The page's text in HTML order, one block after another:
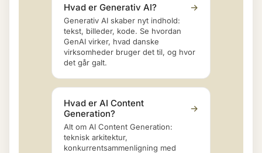
Hvad er Generativ AI? →
Generativ AI skaber nyt indhold:
tekst, billeder, kode. Se hvordan
GenAI virker, hvad danske
virksomheder bruger det til, og hvor
det går galt.
Hvad er AI Content
Generation?
→
Alt om AI Content Generation:
teknisk arkitektur,
konkurrentsammenligning med